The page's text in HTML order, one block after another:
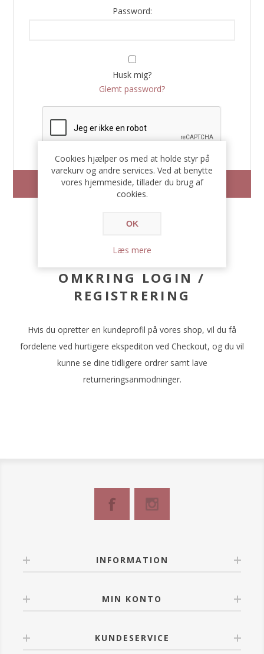
Password:
Husk mig?
Glemt password?
OMKRING LOGIN /
REGISTRERING
Hvis du opretter en kundeprofil på vores shop, vil du få
fordelene ved hurtigere ekspediton ved Checkout, og du vil
kunne se dine tidligere ordrer samt lave
returneringsanmodninger.
INFORMATION
MIN KONTO
KUNDESERVICE
Cookies hjælper os med at holde styr på
varekurv og andre services. Ved at benytte
vores hjemmeside, tillader du brug af
cookies.
OK
Læs mere